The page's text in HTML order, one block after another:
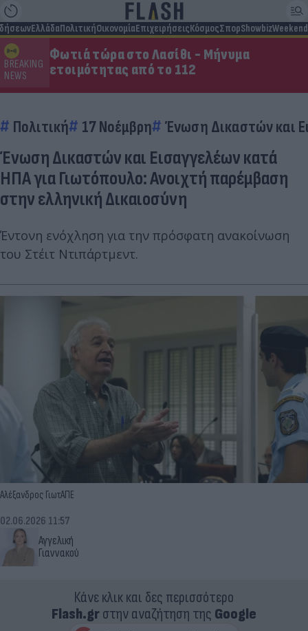
ΕλλάδαΠολιτικήΟικονομίαΕπιχειρήσειςΚόσμοςΣπορShowbizWeekend
BREAKING
NEWS
Φωτιά τώρα στο Λασίθι - Μήνυμα
ετοιμότητας από το 112
Πολιτική 17 Νοέμβρη Ένωση Δικαστών και
Ένωση Δικαστών και Εισαγγελέων κατά
ΗΠΑ για Γιωτόπουλο: Ανοιχτή παρέμβαση
στην ελληνική Δικαιοσύνη
Έντονη ενόχληση για την πρόσφατη ανακοίνωση
του Στέιτ Ντιπάρτμεντ.
Αλέξανδρος ΓιωτΑΠΕ
Αγγελική
Γιαννακού
02.06.2026 11:57
Κάνε κλικ και δες περισσότερο
Flash.grστην αναζήτηση της Google